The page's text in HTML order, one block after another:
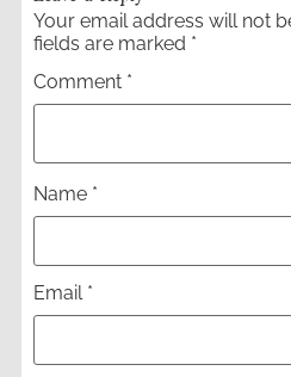
Your email address will not
fields are marked *
Comment *
Name *
Email *